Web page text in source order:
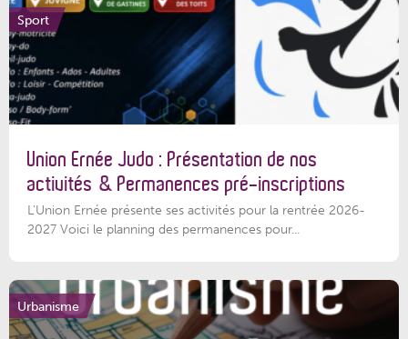
Sport
Union Ernée Judo : Présentation de nos
activités & Permanences pré-inscriptions
L'Union Ernée présente ses activités pour la rentrée 2026-
2027 Voici le planning des permanences pour...
Urbanisme